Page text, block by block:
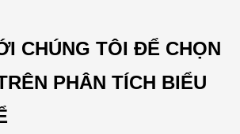
CHÚNG TÔI ĐỂ CHỌN
PHÂN TÍCH BIỂU